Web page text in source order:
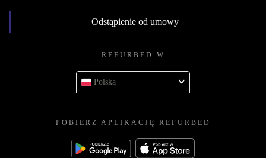
Odstąpienie od umowy
REFURBED W
Polska
POBIERZ APLIKACJĘ REFURBED